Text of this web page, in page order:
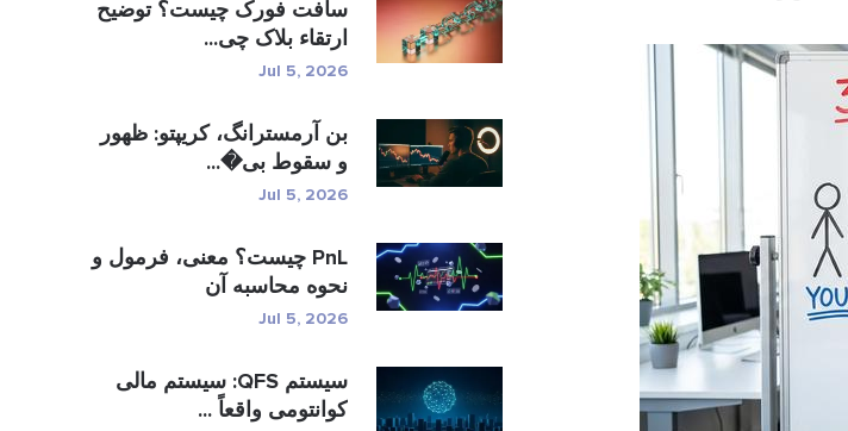
سافت فورک چیست؟ توضیح
ارتقاء بلاک چی...
Jul 5, 2026
بن آرمسترانگ، کریپتو: ظهور
و سقوط بی�...
Jul 5, 2026
PnL چیست؟ معنی، فرمول و
نحوه محاسبه آن
Jul 5, 2026
سیستم QFS: سیستم مالی
کوانتومی واقعاً ...